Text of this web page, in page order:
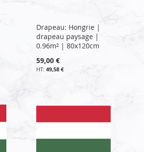
Drapeau: Hongrie |
drapeau paysage |
0.96m² | 80x120cm
59,00 €
49,58 €